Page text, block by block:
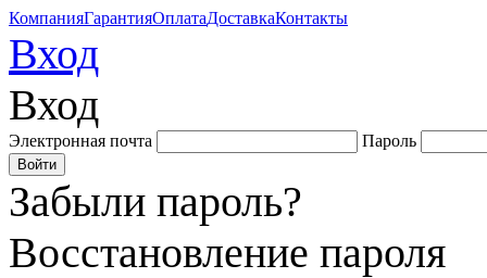
КомпанияГарантияОплатаДоставкаКонтакты
Вход
Вход
Электронная почта Пароль
Забыли пароль?
Восстановление пароля